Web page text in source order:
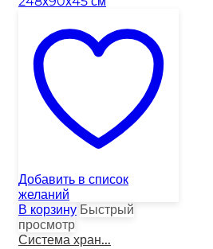
Добавить в список
желаний
В корзину Быстрый
просмотр
Система хран...